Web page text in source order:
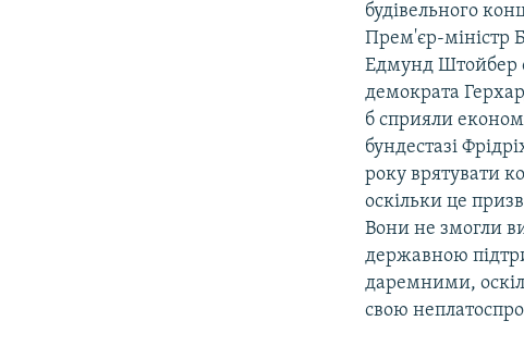
будівельного
Прем'єр-міністр
Едмунд Штойбер
демократа
б сприяли
бундестазі
року врятувати
оскільки це
Вони не змогли
державною
даремними,
свою